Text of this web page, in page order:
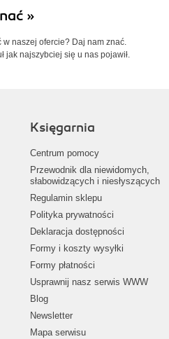
»
w naszej ofercie? Daj nam znać.
jak najszybciej się u nas pojawił.
Księgarnia
Centrum pomocy
Przewodnik dla niewidomych,
słabowidzących i niesłyszących
Regulamin sklepu
Polityka prywatności
Deklaracja dostępności
Formy i koszty wysyłki
Formy płatności
Usprawnij nasz serwis WWW
Blog
Newsletter
Mapa serwisu